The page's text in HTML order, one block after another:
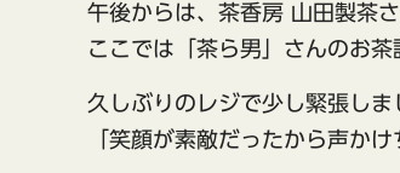
午後からは、茶香房 山田製茶さ
ここでは「茶ら男」さんのお
久しぶりのレジで少し緊張しま
「笑顔が素敵だったから声か